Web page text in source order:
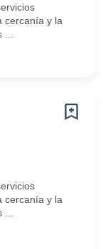
cercanía y la
cercanía y la